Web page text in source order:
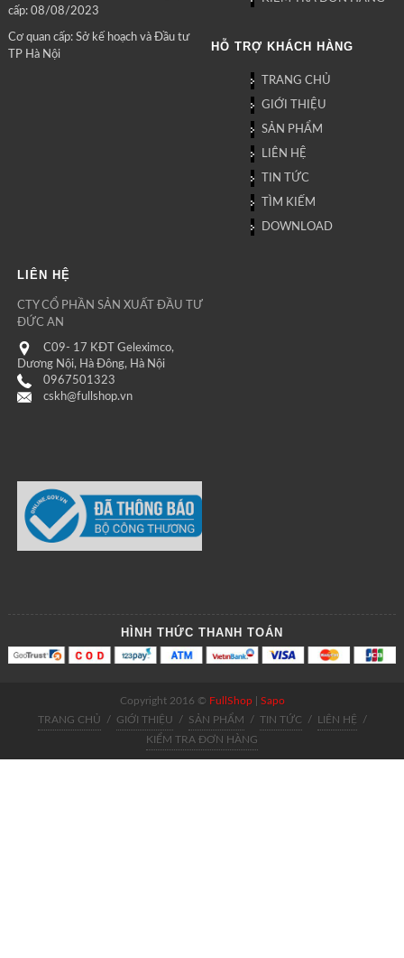
cấp: 08/08/2023
Cơ quan cấp: Sở kế hoạch và Đầu tư
TP Hà Nội
HỖ TRỢ KHÁCH HÀNG
TRANG CHỦ
GIỚI THIỆU
SẢN PHẨM
LIÊN HỆ
TIN TỨC
TÌM KIẾM
DOWNLOAD
LIÊN HỆ
CTY CỔ PHẦN SẢN XUẤT ĐẦU TƯ
ĐỨC AN
C09- 17 KĐT Geleximco,
Dương Nội, Hà Đông, Hà Nội
0967501323
cskh@fullshop.vn
HÌNH THỨC THANH TOÁN
Copyright 2016 © FullShop| Sapo
TRANG CHỦ
/ GIỚI THIỆU / SẢN PHẨM / TIN TỨC / LIÊN HỆ
/
KIỂM TRA ĐƠN HÀNG